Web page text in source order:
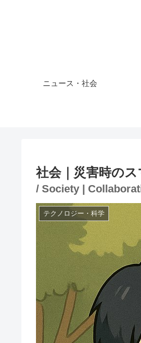
ニュース・社会
社会｜災害時の
/ Society |
テクノロジー・科学